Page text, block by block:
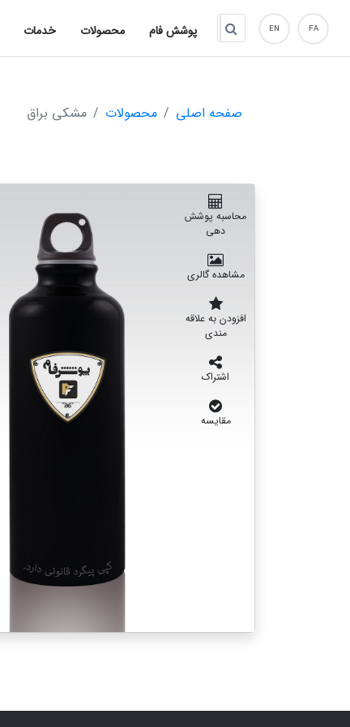
FA
EN پوشش فام محصولات خدمات
صفحه اصلی محصولات مشکی براق
محاسبه پوشش
دهی
مشاهده گالری
افزودن به علاقه
مندی
اشتراک
مقایسه